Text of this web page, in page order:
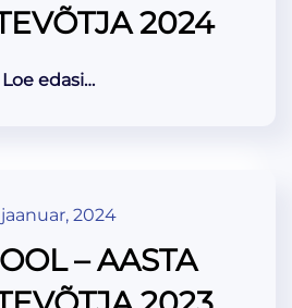
2024
Loe edasi…
jaanuar, 2024
– AASTA